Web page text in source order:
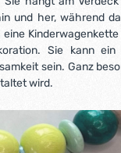
und her, während
Sie kann
sein. Ganz
wird.